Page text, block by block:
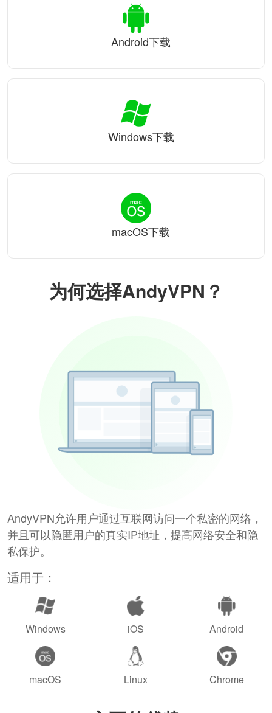
为何选择AndyVPN？
AndyVPN允许用户通过互联网访问一个私密的网络，
并且可以隐匿用户的真实IP地址，提高网络安全和隐
私保护。
适用于：
Windows iOS Android
macOS Linux Chrome
Android下载
Windows下载
macOS下载